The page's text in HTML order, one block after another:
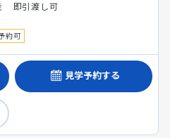
即引渡し可
約可
見学予約する